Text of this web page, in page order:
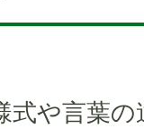
式や言葉